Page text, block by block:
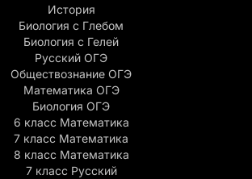
История
Биология с Глебом
Биология с Гелей
Русский ОГЭ
Обществознание ОГЭ
Математика ОГЭ
Биология ОГЭ
6 класс Математика
7 класс Математика
8 класс Математика
7 класс Русский